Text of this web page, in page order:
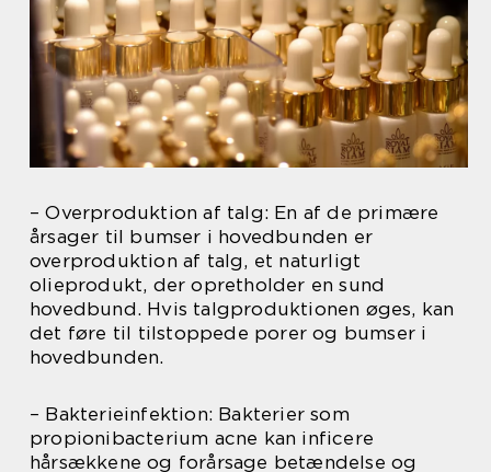
– Overproduktion af talg: En af de primære
årsager til bumser i hovedbunden er
overproduktion af talg, et naturligt
olieprodukt, der opretholder en sund
hovedbund. Hvis talgproduktionen øges, kan
det føre til tilstoppede porer og bumser i
hovedbunden.
– Bakterieinfektion: Bakterier som
propionibacterium acne kan inficere
hårsækkene og forårsage betændelse og